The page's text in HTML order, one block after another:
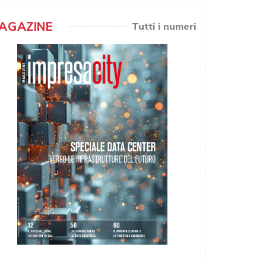
Tutti i numeri